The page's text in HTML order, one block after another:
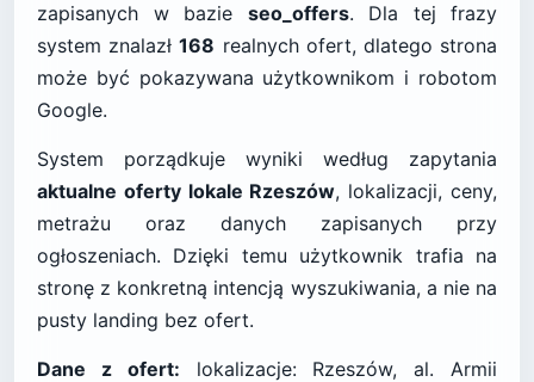
zapisanych w bazie seo_offers. Dla tej frazy
system znalazł168 realnych ofert, dlatego strona
może być pokazywana użytkownikom i robotom
Google.
System porządkuje wyniki według zapytania
aktualne oferty lokale Rzeszów, lokalizacji, ceny,
metrażu oraz danych zapisanych przy
ogłoszeniach. Dzięki temu użytkownik trafia na
stronę z konkretną intencją wyszukiwania, a nie na
pusty landing bez ofert.
Dane z ofert: lokalizacje: Rzeszów, al. Armii